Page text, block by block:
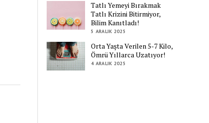
Tatlı Yemeyi Bırakmak
Tatlı Krizini Bitirmiyor,
Bilim Kanıtladı!
5 ARALIK 2025
Orta Yaşta Verilen 5-7 Kilo,
Ömrü Yıllarca Uzatıyor!
4 ARALIK 2025